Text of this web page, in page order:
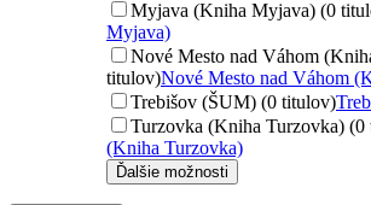
Myjava (Kniha Myjava) (0
Myjava)
Nové Mesto nad Váhom
titulov)Nové Mesto nad Váhom
Trebišov (ŠUM) (0 titulov)
Turzovka (Kniha Turzovka) (0
(Kniha Turzovka)
Ďalšie možnosti